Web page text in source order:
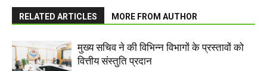
RELATED ARTICLES MORE FROM AUTHOR
मुख्य सचिव ने की विभिन्न विभागों के प्रस्तावों को
वित्तीय संस्तुति प्रदान